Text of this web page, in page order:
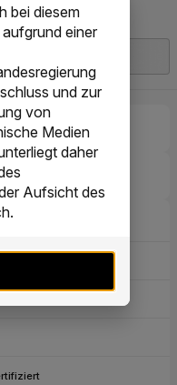
bei diesem
einer
und zur
von
Medien
daher
Aufsicht des